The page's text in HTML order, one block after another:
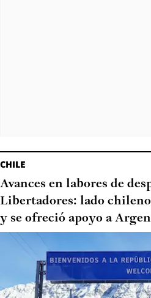
CHILE
Avances en labores de
Libertadores: lado
y se ofreció apoyo a